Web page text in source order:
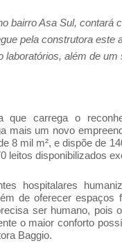
bairro Asa Sul, contará
pela construtora
laboratórios, além de
que carrega o
mais um novo
8 mil m², e dispõe de
leitos disponibilizados
hospitalares
de oferecer espaços
ser humano,
o maior conforto
Baggio.